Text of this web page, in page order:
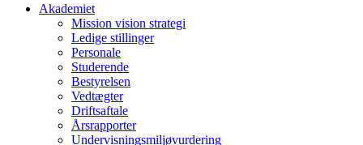
Akademiet
Mission vision strategi
Ledige stillinger
Personale
Studerende
Bestyrelsen
Vedtægter
Driftsaftale
Årsrapporter
Undervisningsmiljøvurdering